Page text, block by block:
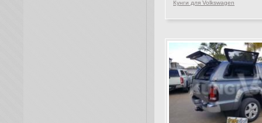
Кунги для Volkswagen